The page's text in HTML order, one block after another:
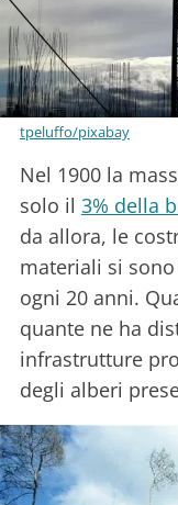
tpeluffo/pixabay
Nel 1900 la
solo il 3% della
da allora, le
materiali si
ogni 20 anni.
quante ne ha
infrastrutture
degli alberi